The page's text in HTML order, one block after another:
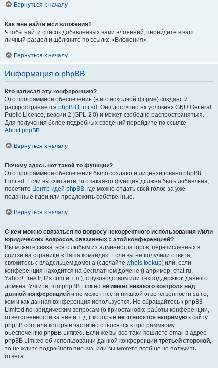
Вернуться к началу
Как мне найти мои вложения?
Чтобы найти список добавленных вами вложений, перейдите в ваш
личный раздел и щёлкните по ссылке «Вложения».
Вернуться к началу
Информация о phpBB
Кто написал эту конференцию?
Это программное обеспечение (в его исходной форме) создано и
распространяется phpBB Limited . Оно доступно на условиях GNU General
Public Licence, версии 2 (GPL-2.0) и может свободно распространяться.
Для получения более подробных сведений перейдите по ссылке
About phpBB.
Вернуться к началу
Почему здесь нет такой-то функции?
Это программное обеспечение было создано и лицензировано phpBB
Limited. Если вы считаете, что какая-то функция должна быть добавлена,
посетите Центр идей phpBB, где можно отдать свой голос за уже
поданные идеи или предложить собственные.
Вернуться к началу
С кем можно связаться по вопросу некорректного использования и/или
юридических вопросов, связанных с этой конференцией?
Вы можете связаться с любым из администраторов, перечисленных в
списке на странице «Наша команда». Если вы не получили ответа,
свяжитесь с владельцем домена (сделайте whois lookup) или, если
конференция находится на бесплатном домене (например, chat.ru,
Yahoo!, free.fr, f2s.com и т. п.), с руководством или техподдержкой данного
домена. Учтите, что phpBB Limited не имеет никакого контроля над
данной конференцией и не может нести никакой ответственности за то,
кем и как данная конференция используется. Не обращайтесь к phpBB
Limited по юридическим вопросам (о приостановке работы конференции,
ответственности за неё и т. д.), которые не относятся напрямую к сайту
phpBB.com или которые частично относятся к программному
обеспечению phpBB Limited. Если же вы всё-таки пошлёте email в адрес
phpBB Limited об использовании данной конференции третьей стороной,
то не ждите подробного письма, или вы можете вообще не получить
ответа.